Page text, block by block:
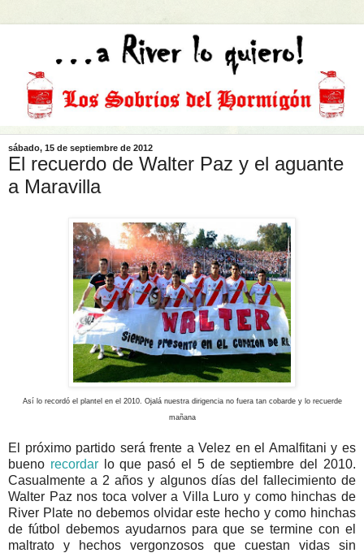
sábado, 15 de septiembre de 2012
El recuerdo de Walter Paz y el aguante
a Maravilla
Así lo recordó el plantel en el 2010. Ojalá nuestra dirigencia no fuera tan cobarde y lo recuerde
mañana
El próximo partido será frente a Velez en el Amalfitani y es
bueno recordarlo que pasó el 5 de septiembre del 2010.
Casualmente a 2 años y algunos días del fallecimiento de
Walter Paz nos toca volver a Villa Luro y como hinchas de
River Plate no debemos olvidar este hecho y como hinchas
de fútbol debemos ayudarnos para que se termine con el
maltrato y hechos vergonzosos que cuestan vidas sin